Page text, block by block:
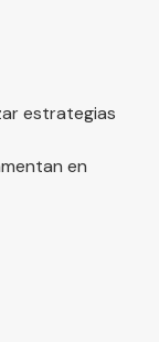
estrategias
en